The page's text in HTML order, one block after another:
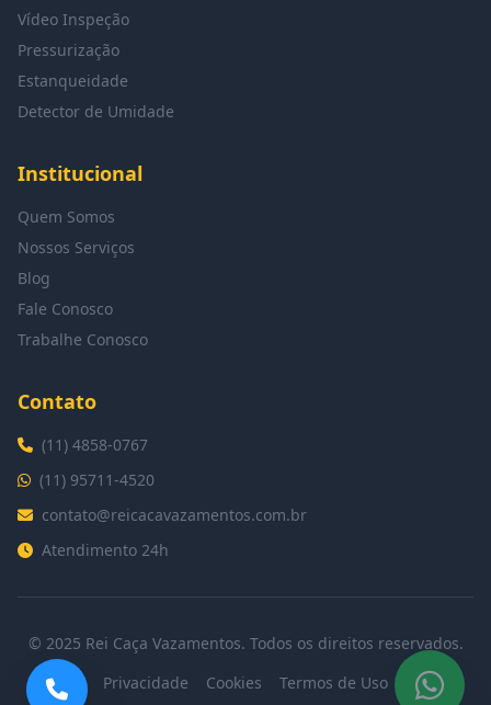
Vídeo Inspeção
Pressurização
Estanqueidade
Detector de Umidade
Institucional
Quem Somos
Nossos Serviços
Blog
Fale Conosco
Trabalhe Conosco
Contato
(11) 4858-0767
(11) 95711-4520
contato@reicacavazamentos.com.br
Atendimento 24h
© 2025 Rei Caça Vazamentos. Todos os direitos reservados.
Privacidade
Cookies Termos de Uso